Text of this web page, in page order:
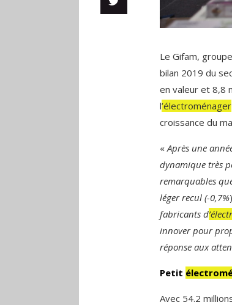
Le Gifam,
bilan 2019 du
en valeur et 8,8
l’électroménager
croissance du
«Après une
dynamique très
remarquables
léger recul (-0,7%
fabricants d
innover pour
réponse aux
Petit
Avec 54.2